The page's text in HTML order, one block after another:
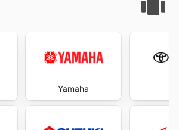
Yamaha